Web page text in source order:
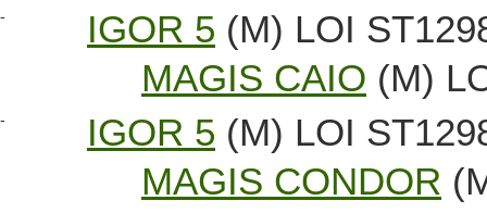
- IGOR 5 (M) LOI
MAGIS CAIO (M)
- IGOR 5 (M) LOI
MAGIS CONDOR